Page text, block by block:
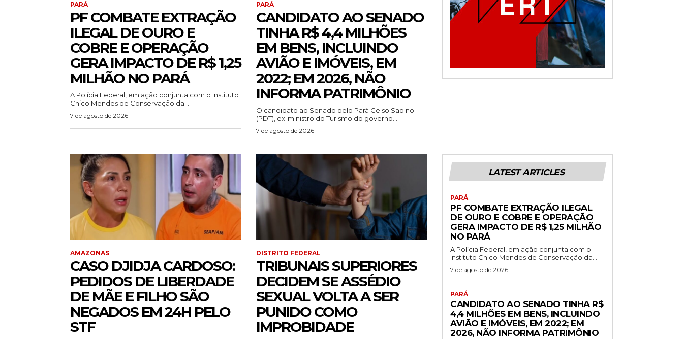
PARÁ
PF COMBATE EXTRAÇÃO
ILEGAL DE OURO E
COBRE E OPERAÇÃO
GERA IMPACTO DE R$ 1,25
MILHÃO NO PARÁ
A Polícia Federal, em ação conjunta com o Instituto
Chico Mendes de Conservação da...
7 de agosto de 2026
PARÁ
CANDIDATO AO SENADO
TINHA R$ 4,4 MILHÕES
EM BENS, INCLUINDO
AVIÃO E IMÓVEIS, EM
2022; EM 2026, NÃO
INFORMA PATRIMÔNIO
O candidato ao Senado pelo Pará Celso Sabino
(PDT), ex-ministro do Turismo do governo...
7 de agosto de 2026
AMAZONAS
CASO DJIDJA CARDOSO:
PEDIDOS DE LIBERDADE
DE MÃE E FILHO SÃO
NEGADOS EM 24H PELO
STF
DISTRITO FEDERAL
TRIBUNAIS SUPERIORES
DECIDEM SE ASSÉDIO
SEXUAL VOLTA A SER
PUNIDO COMO
IMPROBIDADE
LATEST ARTICLES
PARÁ
PF COMBATE EXTRAÇÃO ILEGAL
DE OURO E COBRE E OPERAÇÃO
GERA IMPACTO DE R$ 1,25 MILHÃO
NO PARÁ
A Polícia Federal, em ação conjunta com o
Instituto Chico Mendes de Conservação da...
7 de agosto de 2026
PARÁ
CANDIDATO AO SENADO TINHA R$
4,4 MILHÕES EM BENS, INCLUINDO
AVIÃO E IMÓVEIS, EM 2022; EM
2026, NÃO INFORMA PATRIMÔNIO